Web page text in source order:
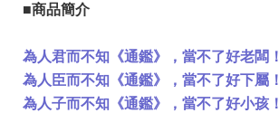
■商品簡介
為人君而不知《通鑑》，當不了好老闆！
為人臣而不知《通鑑》，當不了好下屬！
為人子而不知《通鑑》，當不了好小孩！